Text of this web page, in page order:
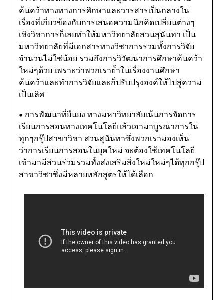
ค้นคว้าทางทางการศึกษาและวารสารเป็นกลางใน
เรื่องที่เกี่ยวข้องกับการเสนอความนึกคิดเปลี่ยนต่างๆ
เชิงวิชาการก็เลยทำให้มหาวิทยาลัยสวนสุนันทา เป็น
มหาวิทยาลัยที่มีเอกสารทางวิชาการรวมทั้งการวิจัย
จำนวนไม่ใช่น้อย รวมถึงการวิวัฒนาการศึกษาค้นคว้า
ใหม่ๆด้วย เพราะว่าพวกเราย้ำในเรื่องงานศึกษา
ค้นคว้าและทำการวิจัยและก็ปรับปรุงองค์ให้ไปสู่ความ
เป็นเลิศ
• การพัฒนาที่ยืนยง ทางมหาวิทยาลัยเน้นการจัดการ
เรียนการสอนทางเทคโนโลยีแล้วเอามาบูรณาการใน
ทุกๆกรุ๊ปสาขาวิชา สวนสุนันทาซึ่งพวกเรามองเห็น
ว่าการเรียนการสอนในยุคใหม่ จะต้องใช้เทคโนโลยี
เข้ามามีส่วนร่วมรวมทั้งส่งเสริมสิ่งใหม่ใหม่ๆได้ทุกกรุ๊ป
สาขาวิชาซึ่งมีหลายหลักสูตรให้ได้เลือก